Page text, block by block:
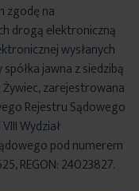
zgodę na
drogą elektroniczną
wysłanych
spółka jawna z siedzibą
Żywiec, zarejestrowana
Rejestru Sądowego
Wydział
pod numerem
REGON: 24023827.